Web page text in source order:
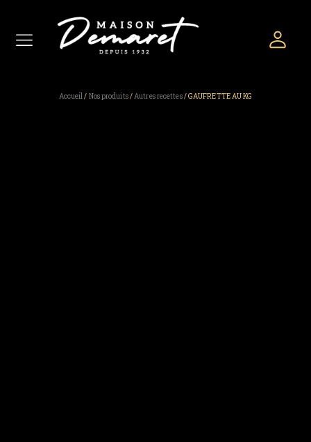
Accueil/ Nos produits/Autres recettes/ GAUFRETTE AU KG